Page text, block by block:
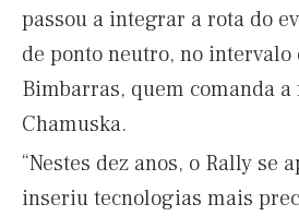
passou a integrar a rota do
de ponto neutro, no intervalo
Bimbarras, quem comanda a
Chamuska.
“Nestes dez anos, o Rally se
inseriu tecnologias mais